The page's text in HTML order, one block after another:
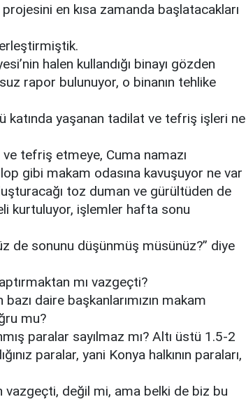
en kısa zamanda başlatacakları
halen kullandığı binayı gözden
rapor bulunuyor, o binanın tehlike
katında yaşanan tadilat ve tefriş işleri ne
ve tefriş etmeye, Cuma namazı
gibi makam odasına kavuşuyor ne var
toz duman ve gürültüden de
kurtuluyor, işlemler hafta sonu
de sonunu düşünmüş müsünüz?” diye
mı vazgeçti?
daire başkanlarımızın makam
mu?
paralar sayılmaz mı? Altı üstü 1.5-2
paralar, yani Konya halkının paraları,
vazgeçti, değil mi, ama belki de biz bu